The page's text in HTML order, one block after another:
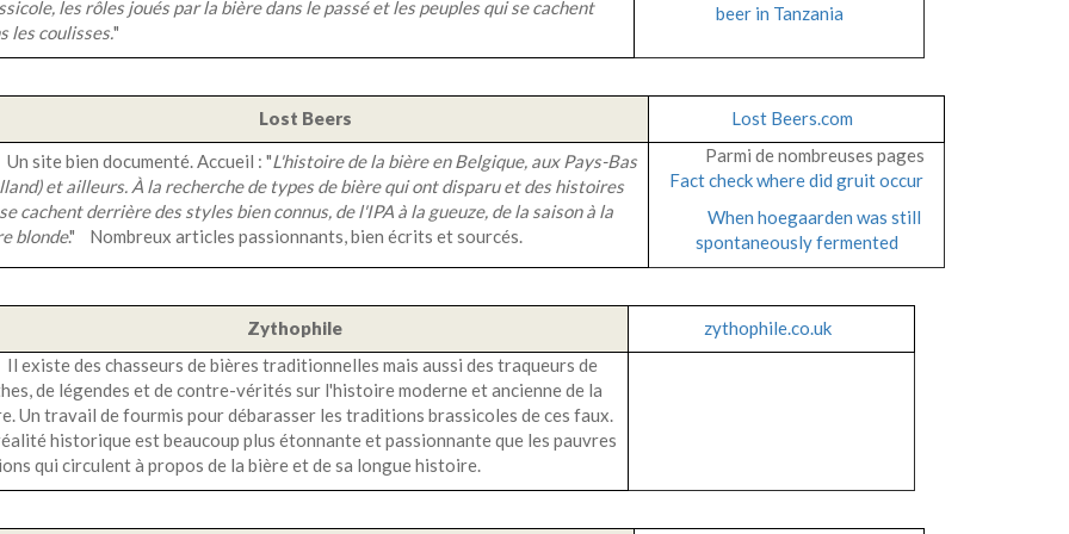
les rôles joués par la bière dans le passé et les peuples qui se cachent
les coulisses."
beer in Tanzania
Lost Beers
Lost Beers.com
Un site bien documenté. Accueil : "L'histoire de la bière en Belgique, aux Pays-Bas
et ailleurs. À la recherche de types de bière qui ont disparu et des histoires
cachent derrière des styles bien connus, de l'IPA à la gueuze, de la saison à la
blonde." Nombreux articles passionnants, bien écrits et sourcés.
Parmi de nombreuses pages
Fact check where did gruit occur
When hoegaarden was still
spontaneously fermented
Zythophile
zythophile.co.uk
Il existe des chasseurs de bières traditionnelles mais aussi des traqueurs de
de légendes et de contre-vérités sur l'histoire moderne et ancienne de la
Un travail de fourmis pour débarasser les traditions brassicoles de ces faux.
historique est beaucoup plus étonnante et passionnante que les pauvres
qui circulent à propos de la bière et de sa longue histoire.